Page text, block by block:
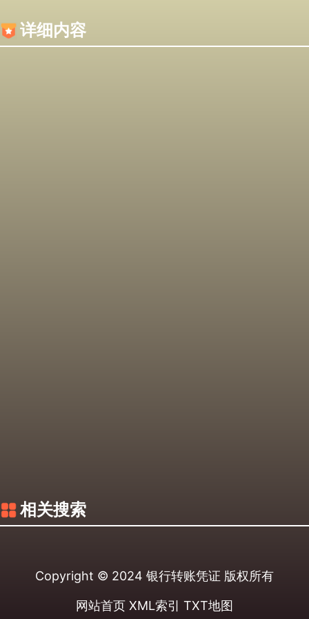
详细内容
相关搜索
Copyright © 2024 银行转账凭证 版权所有
网站首页 XML索引 TXT地图